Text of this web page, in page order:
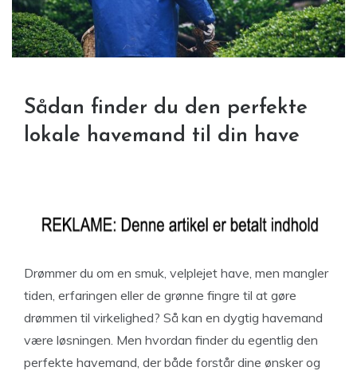
Sådan finder du den perfekte
lokale havemand til din have
Drømmer du om en smuk, velplejet have, men mangler
tiden, erfaringen eller de grønne fingre til at gøre
drømmen til virkelighed? Så kan en dygtig havemand
være løsningen. Men hvordan finder du egentlig den
perfekte havemand, der både forstår dine ønsker og